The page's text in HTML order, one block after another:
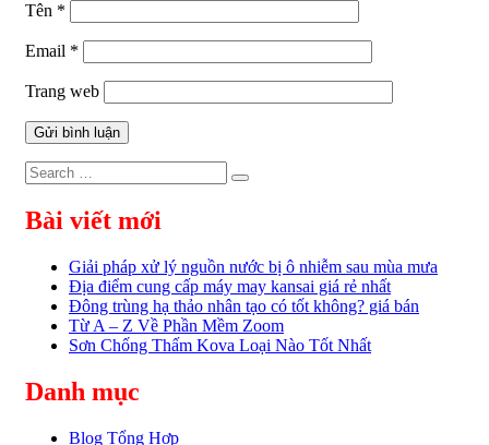
Tên *
Email *
Trang web
Search
for:
Search
Bài viết mới
Giải pháp xử lý nguồn nước bị ô nhiễm sau mùa mưa
Địa điểm cung cấp máy may kansai giá rẻ nhất
Đông trùng hạ thảo nhân tạo có tốt không? giá bán
Từ A – Z Về Phần Mềm Zoom
Sơn Chống Thấm Kova Loại Nào Tốt Nhất
Danh mục
Blog Tổng Hợp